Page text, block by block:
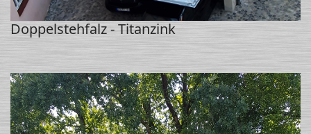
Doppelstehfalz - Titanzink